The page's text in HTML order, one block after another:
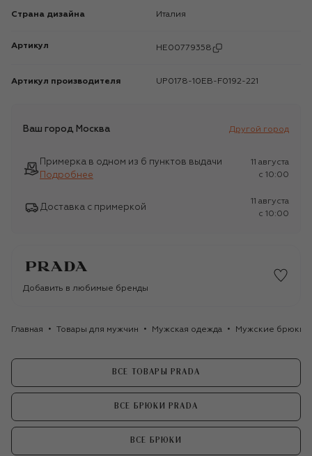
Страна дизайна Италия
Артикул HE00779358
Артикул производителя UP0178-10EB-F0192-221
Ваш город Москва Другой город
Примерка в одном из 6 пунктов выдачи
Подробнее
11 августа
c 10:00
Доставка с примеркой
11 августа
c 10:00
Добавить в любимые бренды
Главная Товары для мужчин Мужская одежда Мужские брюки
ВСЕ ТОВАРЫ PRADA
ВСЕ БРЮКИ PRADA
ВСЕ БРЮКИ